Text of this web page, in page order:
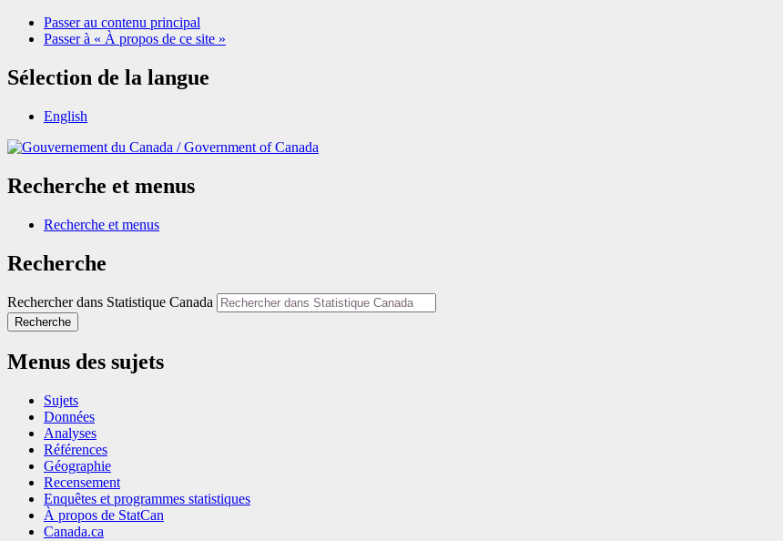
Passer au contenu principal
Passer à « À propos de ce site »
Sélection de la langue
English
/Government of Canada
Recherche et menus
Recherche et menus
Recherche
Rechercher dans Statistique Canada
Recherche
Menus des sujets
Sujets
Données
Analyses
Références
Géographie
Recensement
Enquêtes et programmes statistiques
À propos de StatCan
Canada.ca